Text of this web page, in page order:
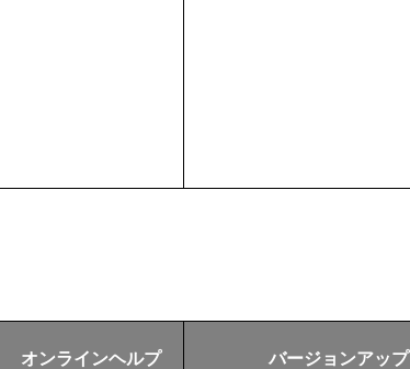
オンラインヘルプ バージョンアップ